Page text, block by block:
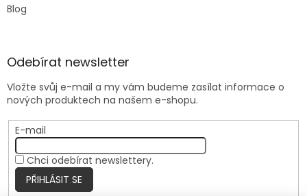
Blog
Odebírat newsletter
Vložte svůj e-mail a my vám budeme zasílat informace o
nových produktech na našem e-shopu.
E-mail
Chci odebírat newslettery.
PŘIHLÁSIT SE